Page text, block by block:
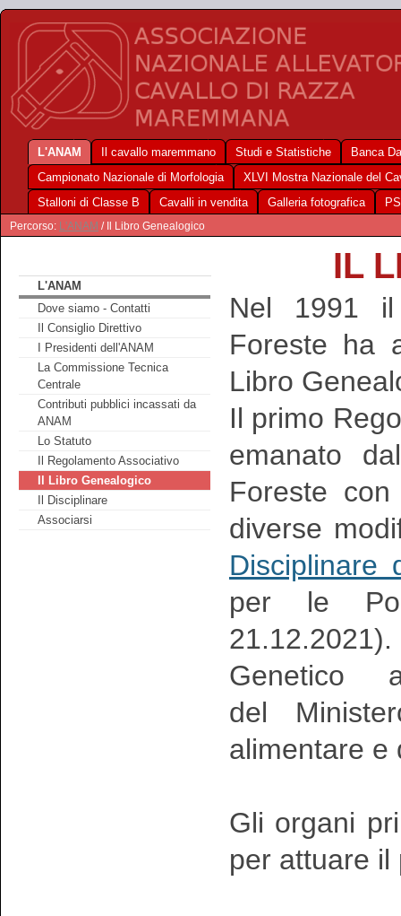
L'ANAM Il cavallo maremmano Studi e Statistiche
Banca
Campionato Nazionale di Morfologia
XLVI Mostra Nazionale del
Stalloni di Classe B
Cavalli in vendita Galleria fotografica
Percorso: L'ANAM / Il Libro Genealogico
L'ANAM
Dove siamo - Contatti
Il Consiglio Direttivo
I Presidenti dell'ANAM
La Commissione Tecnica
Centrale
Contributi pubblici incassati da
ANAM
Lo Statuto
Il Regolamento Associativo
Il Libro Genealogico
Il Disciplinare
Associarsi
IL
Nel 1991 il
Foreste ha
Libro
Il primo
emanato
Foreste
diverse
Disciplinare
per le
Genetico
del
alimentare e
Gli organi
per attuare il